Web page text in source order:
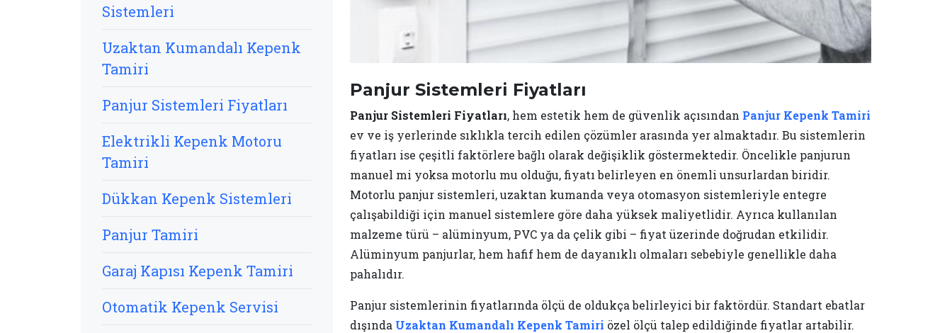
Panjur Sistemleri Fiyatları
Panjur Sistemleri Fiyatları, hem estetik hem de güvenlik açısından Panjur Kepenk Tamiri
ev ve iş yerlerinde sıklıkla tercih edilen çözümler arasında yer almaktadır. Bu sistemlerin
fiyatları ise çeşitli faktörlere bağlı olarak değişiklik göstermektedir. Öncelikle panjurun
manuel mi yoksa motorlu mu olduğu, fiyatı belirleyen en önemli unsurlardan biridir.
Motorlu panjur sistemleri, uzaktan kumanda veya otomasyon sistemleriyle entegre
çalışabildiği için manuel sistemlere göre daha yüksek maliyetlidir. Ayrıca kullanılan
malzeme türü – alüminyum, PVC ya da çelik gibi – fiyat üzerinde doğrudan etkilidir.
Alüminyum panjurlar, hem hafif hem de dayanıklı olmaları sebebiyle genellikle daha
pahalıdır.
Panjur sistemlerinin fiyatlarında ölçü de oldukça belirleyici bir faktördür. Standart ebatlar
dışında Uzaktan Kumandalı Kepenk Tamiri özel ölçü talep edildiğinde fiyatlar artabilir.
Sistemleri
Uzaktan Kumandalı Kepenk
Tamiri
Panjur Sistemleri Fiyatları
Elektrikli Kepenk Motoru
Tamiri
Dükkan Kepenk Sistemleri
Panjur Tamiri
Garaj Kapısı Kepenk Tamiri
Otomatik Kepenk Servisi